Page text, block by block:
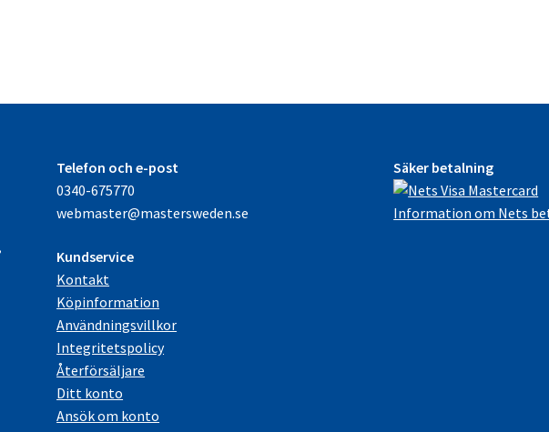
Telefon och e-post
0340-675770
webmaster@mastersweden.se
Kundservice
Kontakt
Köpinformation
Användningsvillkor
Integritetspolicy
Återförsäljare
Ditt konto
Ansök om konto
Säker betalning
Information om Nets